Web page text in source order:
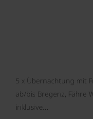
5 x Übernachtung mit
ab/bis Bregenz, Fähre
inklusive…